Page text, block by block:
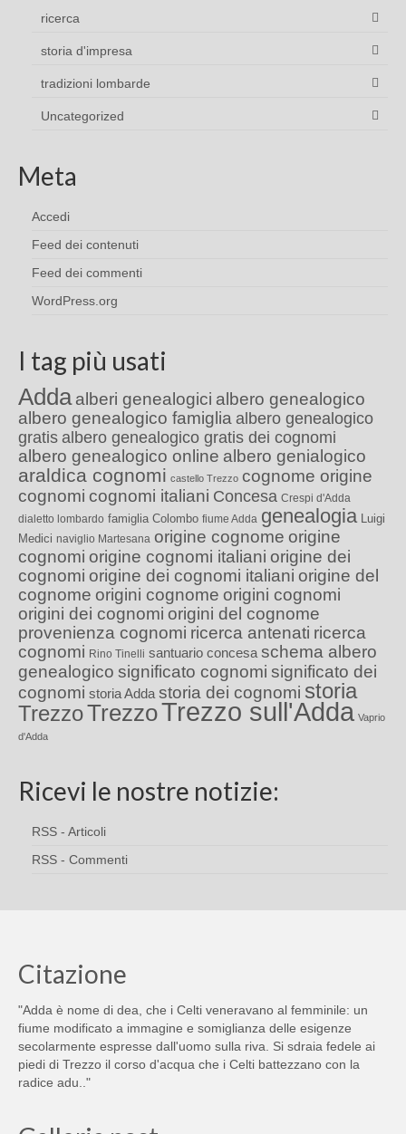
ricerca
storia d'impresa
tradizioni lombarde
Uncategorized
Meta
Accedi
Feed dei contenuti
Feed dei commenti
WordPress.org
I tag più usati
Adda alberi genealogici albero genealogico
albero genealogico famiglia albero genealogico
gratis albero genealogico gratis dei cognomi
albero genealogico online albero genialogico
araldica cognomi castello Trezzo cognome origine
cognomi cognomi italiani Concesa Crespi d'Adda
dialetto lombardo famiglia Colombo fiume Adda genealogia Luigi
Medici naviglio Martesana origine cognome origine
cognomi origine cognomi italiani origine dei
cognomi origine dei cognomi italiani origine del
cognome origini cognome origini cognomi
origini dei cognomi origini del cognome
provenienza cognomi ricerca antenati ricerca
cognomi Rino Tinelli santuario concesa schema albero
genealogico significato cognomi significato dei
cognomi storia Adda storia dei cognomi storia
TrezzoTrezzoTrezzo sull'Adda Vaprio
d'Adda
Ricevi le nostre notizie:
RSS - Articoli
RSS - Commenti
Citazione
"Adda è nome di dea, che i Celti veneravano al femminile: un
fiume modificato a immagine e somiglianza delle esigenze
secolarmente espresse dall'uomo sulla riva. Si sdraia fedele ai
piedi di Trezzo il corso d'acqua che i Celti battezzano con la
radice adu.."